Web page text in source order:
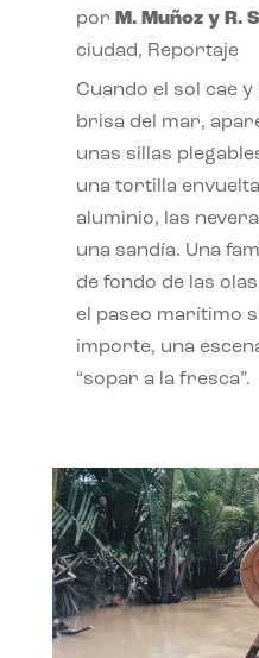
por M. Muñoz y R.
ciudad, Reportaje
Cuando el sol cae
brisa del mar,
unas sillas
una tortilla
aluminio, las
una sandía. Una
de fondo de las
el paseo marítimo
importe, una
“sopar a la fresca”.